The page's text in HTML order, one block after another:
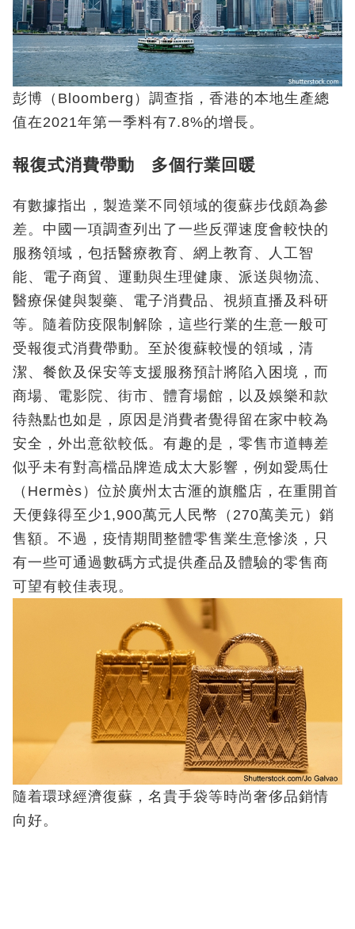
彭博（Bloomberg）調查指，香港的本地生產總
值在2021年第一季料有7.8%的增長。
報復式消費帶動 多個行業回暖
有數據指出，製造業不同領域的復蘇步伐頗為參
差。中國一項調查列出了一些反彈速度會較快的
服務領域，包括醫療教育、網上教育、人工智
能、電子商貿、運動與生理健康、派送與物流、
醫療保健與製藥、電子消費品、視頻直播及科研
等。隨着防疫限制解除，這些行業的生意一般可
受報復式消費帶動。至於復蘇較慢的領域，清
潔、餐飲及保安等支援服務預計將陷入困境，而
商場、電影院、街市、體育場館，以及娛樂和款
待熱點也如是，原因是消費者覺得留在家中較為
安全，外出意欲較低。有趣的是，零售市道轉差
似乎未有對高檔品牌造成太大影響，例如愛馬仕
（Hermès）位於廣州太古滙的旗艦店，在重開首
天便錄得至少1,900萬元人民幣（270萬美元）銷
售額。不過，疫情期間整體零售業生意慘淡，只
有一些可通過數碼方式提供產品及體驗的零售商
可望有較佳表現。
隨着環球經濟復蘇，名貴手袋等時尚奢侈品銷情
向好。